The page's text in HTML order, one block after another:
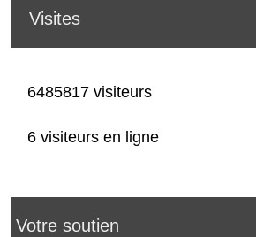
Visites
6485817 visiteurs
6 visiteurs en ligne
Votre soutien